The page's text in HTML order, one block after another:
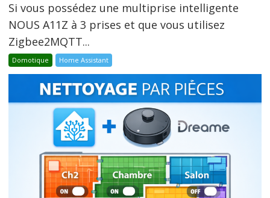
Si vous possédez une multiprise intelligente
NOUS A11Z à 3 prises et que vous utilisez
Zigbee2MQTT...
Domotique Home Assistant